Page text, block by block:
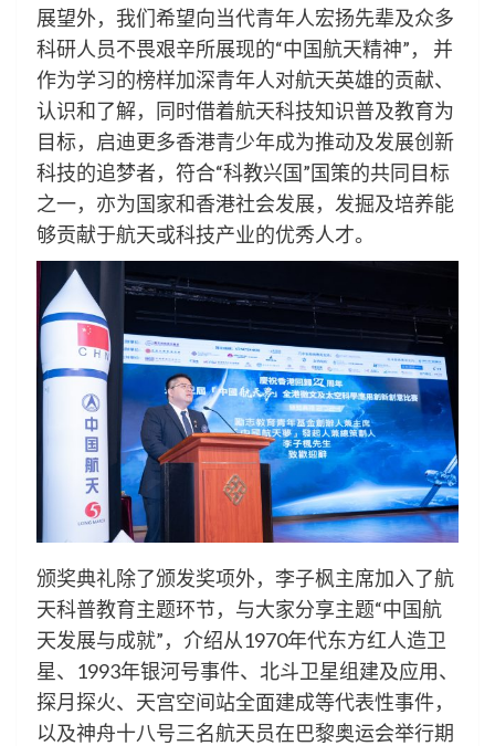
展望外，我们希望向当代青年人宏扬先辈及众多
科研人员不畏艰辛所展现的“中国航天精神”， 并
作为学习的榜样加深青年人对航天英雄的贡献、
认识和了解，同时借着航天科技知识普及教育为
目标，启迪更多香港青少年成为推动及发展创新
科技的追梦者，符合“科教兴国”国策的共同目标
之一，亦为国家和香港社会发展，发掘及培养能
够贡献于航天或科技产业的优秀人才。
颁奖典礼除了颁发奖项外，李子枫主席加入了航
天科普教育主题环节，与大家分享主题“中国航
天发展与成就”，介绍从1970年代东方红人造卫
星、1993年银河号事件、北斗卫星组建及应用、
探月探火、天宫空间站全面建成等代表性事件，
以及神舟十八号三名航天员在巴黎奥运会举行期